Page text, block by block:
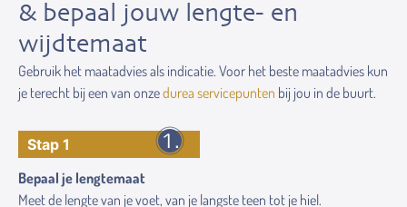
& bepaal jouw lengte- en
wijdtemaat
Gebruik het maatadvies als indicatie. Voor het beste maatadvies kun
je terecht bij een van onzedurea servicepunten bij jou in de buurt.
Stap 1
Bepaal je lengtemaat
Meet de lengte van je voet, van je langste teen tot je hiel.